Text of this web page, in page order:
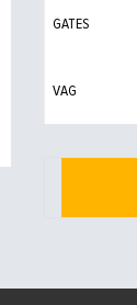
GATES
VAG